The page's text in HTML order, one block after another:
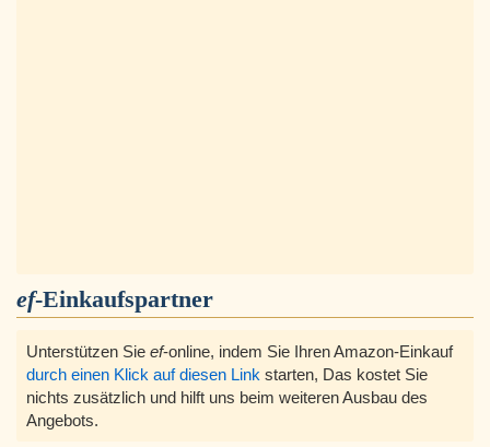
ef-Einkaufspartner
Unterstützen Sie ef-online, indem Sie Ihren Amazon-Einkauf
durch einen Klick auf diesen Link starten, Das kostet Sie
nichts zusätzlich und hilft uns beim weiteren Ausbau des
Angebots.